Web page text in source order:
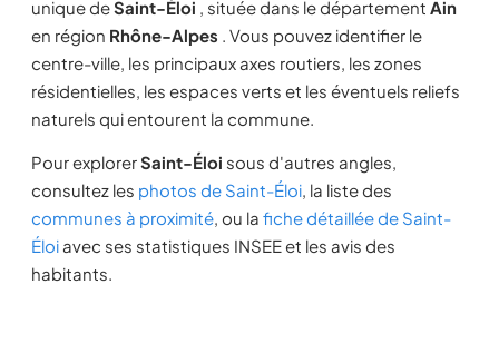
unique deSaint-Éloi , située dans le département Ain
en région Rhône-Alpes . Vous pouvez identifier le
centre-ville, les principaux axes routiers, les zones
résidentielles, les espaces verts et les éventuels reliefs
naturels qui entourent la commune.
Pour explorerSaint-Éloi sous d'autres angles,
consultez les photos de Saint-Éloi, la liste des
communes à proximité, ou la fiche détaillée de Saint-
Éloi avec ses statistiques INSEE et les avis des
habitants.